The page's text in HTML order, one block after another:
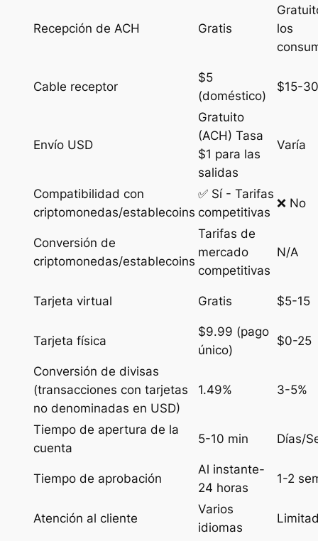
Recepción de ACH Gratis
los
Cable receptor
$5
(doméstico)
$15-30
Envío USD
Gratuito
(ACH) Tasa
$1 para las
salidas
Varía
Compatibilidad con
criptomonedas/establecoins
✅ Sí - Tarifas
competitivas
❌ No
Conversión de
criptomonedas/establecoins
Tarifas de
mercado
competitivas
N/A
Tarjeta virtual Gratis $5-15
Tarjeta física
$9.99 (pago
único)
$0-25
Conversión de divisas
(transacciones con tarjetas
no denominadas en USD)
1.49% 3-5%
Tiempo de apertura de la
cuenta
5-10 min Días/
Tiempo de aprobación
Al instante-
24 horas
1-2
Atención al cliente
Varios
idiomas